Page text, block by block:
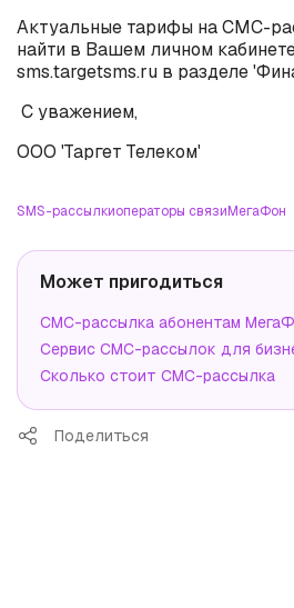
Актуальные тарифы на СМС-
найти в Вашем личном
sms.targetsms.ru в разделе
С уважением,
ООО 'Таргет Телеком'
SMS-рассылкиоператоры связиМегаФон
Может пригодиться
СМС-рассылка абонентам
Сервис СМС-рассылок для
Сколько стоит СМС-рассылка
Поделиться